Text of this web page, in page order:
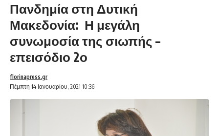
Πανδημία στη Δυτική
Μακεδονία: Η μεγάλη
συνωμοσία της σιωπής –
επεισόδιο 2ο
Πέμπτη 14 Ιανουαρίου, 2021 10:36
florinapress.gr